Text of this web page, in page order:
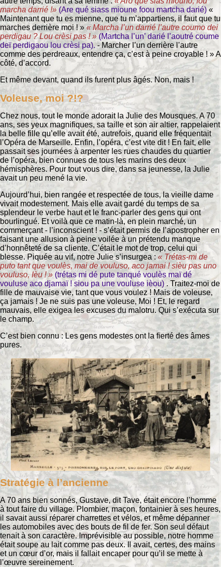
marcha darrié !» (Are qué siass mioune foou martcha darié) «
Maintenant que tu es mienne, que tu m’appartiens, il faut que tu
marches derrière moi ! »« Marcha l’un darrié l’autre coumo dei
perdigau ? Lou crèsi pas ! »(Martcha l’un’ darié l’aoutré coume
deï perdigaou lou crèsi pa).- Marcher l’un derrière l’autre
comme des perdreaux, entendre ça, c’est à peine croyable ! » A
côté, d’accord.
Et même devant, quand ils furent plus âgés. Non, mais !
Voleuse, moi ?!?
Chez nous, tout le monde adorait la Julie des Mousques. A 70
ans, ses yeux magnifiques, sa taille et son air altier, rappelaient
la belle fille qu’elle avait été, autrefois, quand elle fréquentait
l’Opéra de Marseille. Enfin, l’opéra, c’est vite dit ! En fait, elle
passait ses journées à arpenter les rues chaudes du quartier
de l’opéra, bien connues de tous les marins des deux
hémisphères. Pour tout vous dire, dans sa jeunesse, la Julie
avait un peu mené la vie.
Aujourd’hui, bien rangée et respectée de tous, la vieille dame
vivait modestement. Mais elle avait gardé du temps de sa
splendeur le verbe haut et le franc-parler des gens qui ont
bourlingué. Et voilà que ce matin-là, en plein marché, un
commerçant - l’inconscient ! - s’était permis de l’apostropher en
faisant une allusion à peine voilée à un prétendu manque
d’honnêteté de sa cliente. C’était le mot de trop, celui qui
blesse. Piquée au vif, notre Julie s’insurgea : « Trétas-mi de
puto tant que voulès, mai de vouluso, aco jamai ! sièu pas uno
vouluso, Ièu ! » (trétas mi dé pute tanqué voulès maï dé
vouluse aco djamaï ! siou pa une vouluse ièou). Traitez-moi de
fille de mauvaise vie, tant que vous voulez ! Mais de voleuse,
ça jamais ! Je ne suis pas une voleuse, Moi ! Et, le regard
mauvais, elle exigea les excuses du malotru. Qui s’exécuta sur
le champ.
C’est bien connu : Les gens modestes ont la fierté des âmes
pures.
Stratégie à l’ancienne
A 70 ans bien sonnés, Gustave, dit Tave, était encore l’homme
à tout faire du village. Plombier, maçon, fontainier à ses heures,
il savait aussi réparer charrettes et vélos, et même dépanner
les automobiles avec des bouts de fil de fer. Son seul défaut
tenait à son caractère. Imprévisible au possible, notre homme
était soupe au lait comme pas deux. Il avait, certes, des mains
et un cœur d’or, mais il fallait encaper pour qu’il se mette à
l’œuvre sereinement.